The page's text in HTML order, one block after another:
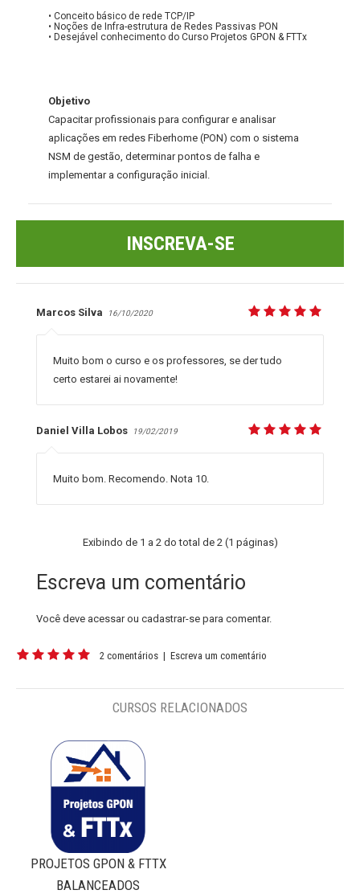
• Conceito básico de rede TCP/IP
• Noções de Infra-estrutura de Redes Passivas PON
• Desejável conhecimento do Curso Projetos GPON & FTTx
Objetivo
Capacitar profissionais para configurar e analisar
aplicações em redes Fiberhome (PON) com o sistema
NSM de gestão, determinar pontos de falha e
implementar a configuração inicial.
INSCREVA-SE
Marcos Silva 16/10/2020
Muito bom o curso e os professores, se der tudo
certo estarei ai novamente!
Daniel Villa Lobos 19/02/2019
Muito bom. Recomendo. Nota 10.
Exibindo de 1 a 2 do total de 2 (1 páginas)
Escreva um comentário
Você deve acessarou cadastrar-se para comentar.
2 comentários | Escreva um comentário
CURSOS RELACIONADOS
PROJETOS GPON & FTTX
BALANCEADOS